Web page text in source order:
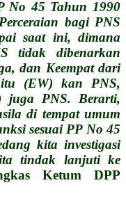
No 45 Tahun 1990
bagi PNS
saat ini, dimana
tidak dibenarkan
dan Keempat dari
(EW) kan PNS,
juga PNS. Berarti,
di tempat umum
sesuai PP No 45
kita investigasi
tindak lanjuti ke
Ketum DPP